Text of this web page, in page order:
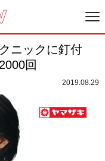
ニックに釘付
回
2019.08.29